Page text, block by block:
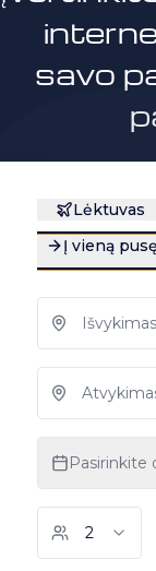
savo